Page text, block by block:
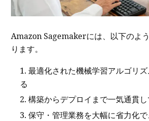
Amazon Sagemakerには、以下のよ
ります。
最適化された機械学習アルゴリ
る
構築からデプロイまで一気通貫
保守・管理業務を大幅に省力化で